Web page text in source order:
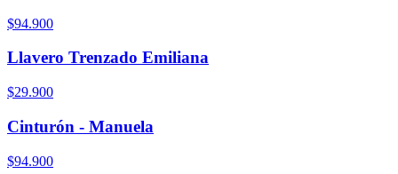
$94.900
Llavero Trenzado Emiliana
$29.900
Cinturón - Manuela
$94.900